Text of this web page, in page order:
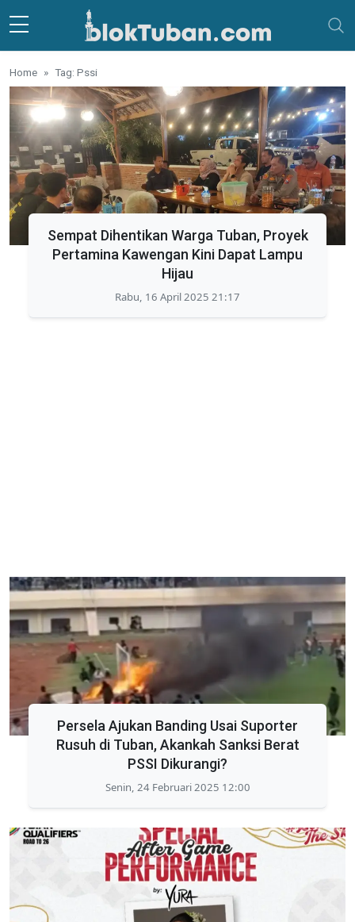
Skip to main content
Home Tag: Pssi
Sempat Dihentikan Warga Tuban, Proyek
Pertamina Kawengan Kini Dapat Lampu
Hijau
Rabu, 16 April 2025 21:17
Persela Ajukan Banding Usai Suporter
Rusuh di Tuban, Akankah Sanksi Berat
PSSI Dikurangi?
Senin, 24 Februari 2025 12:00